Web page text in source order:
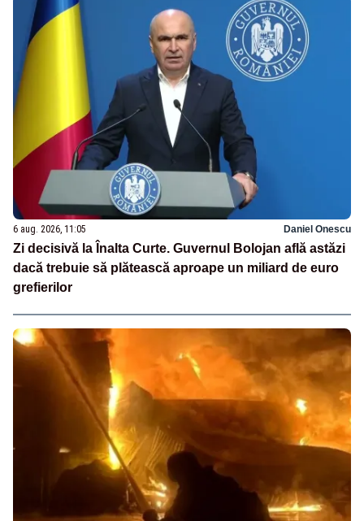
6 aug. 2026, 11:05 Daniel Onescu
Zi decisivă la Înalta Curte. Guvernul Bolojan află astăzi
dacă trebuie să plătească aproape un miliard de euro
grefierilor